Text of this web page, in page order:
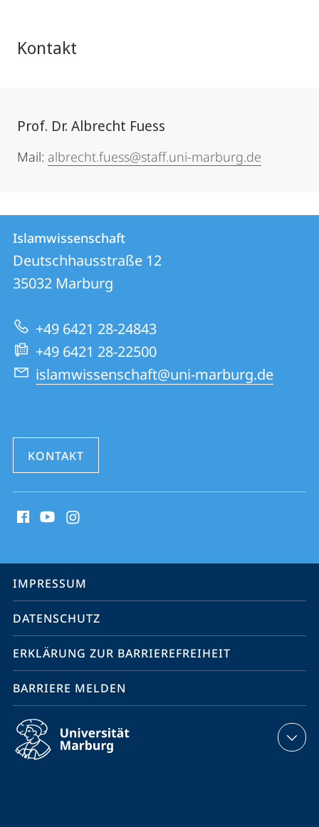
Kontakt
Prof. Dr. Albrecht Fuess
Mail: albrecht.fuess@staff.uni-marburg.de
Kontakt
und
Informationen
zur
Website
Kontaktinformationen
Islamwissenschaft
Islamwissenschaft
Deutschhausstraße 12
35032 Marburg
+49 6421 28-24843
+49 6421 28-22500
islamwissenschaft@uni-marburg.de
KONTAKT
Media
Service-
Navigation
IMPRESSUM
DATENSCHUTZ
ERKLÄRUNG ZUR BARRIEREFREIHEIT
BARRIERE MELDEN